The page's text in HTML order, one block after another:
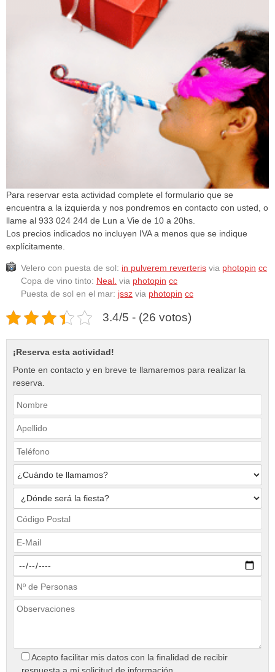
¡Reserva esta actividad!
Ponte en contacto y en breve te llamaremos para realizar la
reserva.
Acepto facilitar mis datos con la finalidad de recibir
Para reservar esta actividad complete el formulario que se
encuentra a la izquierda y nos pondremos en contacto con usted, o
llame al 933 024 244 de Lun a Vie de 10 a 20hs.
Los precios indicados no incluyen IVA a menos que se indique
explícitamente.
Velero con puesta de sol: in pulverem reverteris via photopin cc
Copa de vino tinto: Neal. via photopin cc
Puesta de sol en el mar: jssz via photopin cc
3.4/5 - (26 votos)